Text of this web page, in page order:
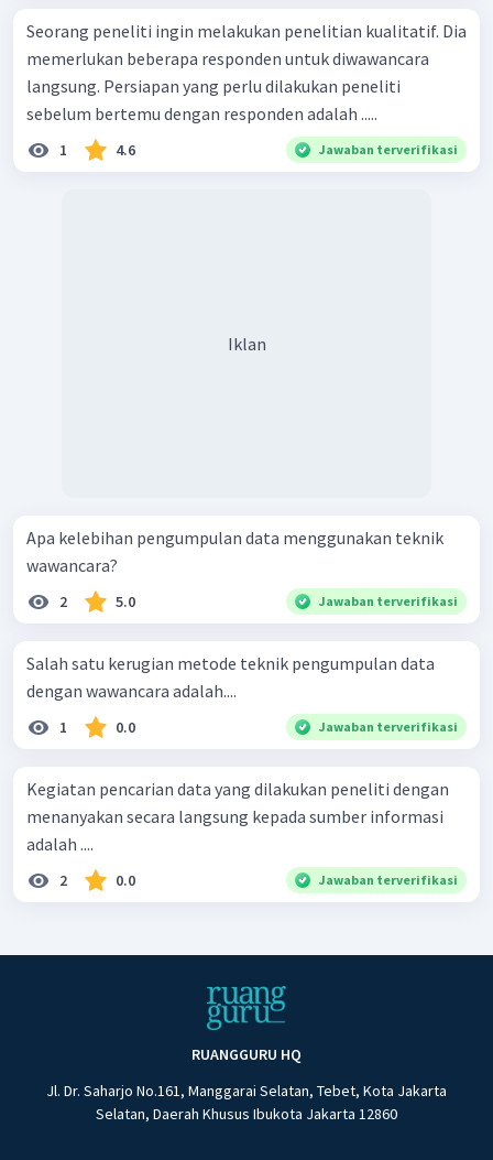
Seorang peneliti ingin melakukan penelitian kualitatif. Dia
memerlukan beberapa responden untuk diwawancara
langsung. Persiapan yang perlu dilakukan peneliti
sebelum bertemu dengan responden adalah .....
1 4.6 Jawaban terverifikasi
Iklan
Apa kelebihan pengumpulan data menggunakan teknik
wawancara?
2 5.0 Jawaban terverifikasi
Salah satu kerugian metode teknik pengumpulan data
dengan wawancara adalah....
1 0.0 Jawaban terverifikasi
Kegiatan pencarian data yang dilakukan peneliti dengan
menanyakan secara langsung kepada sumber informasi
adalah ....
2 0.0 Jawaban terverifikasi
RUANGGURU HQ
Jl. Dr. Saharjo No.161, Manggarai Selatan, Tebet, Kota Jakarta
Selatan, Daerah Khusus Ibukota Jakarta 12860